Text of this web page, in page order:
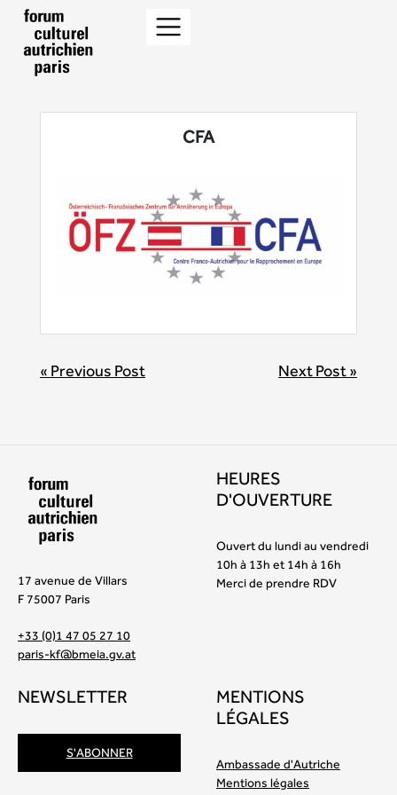
CFA
BEITRAGSNAVIGATION
« Previous Post Next Post »
17 avenue de Villars
F 75007 Paris
+33 (0)1 47 05 27 10
paris-kf@bmeia.gv.at
HEURES
D'OUVERTURE
Ouvert du lundi au vendredi
10h à 13h et 14h à 16h
Merci de prendre RDV
NEWSLETTER
S'ABONNER
MENTIONS
LÉGALES
Ambassade d'Autriche
Mentions légales